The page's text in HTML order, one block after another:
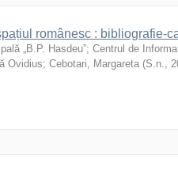
românesc : bibliografie-
„B.P. Hasdeu”; Centrul de
Ovidius; Cebotari, Margareta (S.n.,